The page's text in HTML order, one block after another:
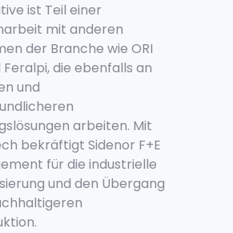
ist Teil einer
mit anderen
der Branche wie ORI
die ebenfalls an
und
arbeiten. Mit
bekräftigt Sidenor F+E
für die industrielle
und den Übergang